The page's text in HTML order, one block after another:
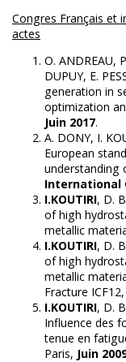
Congres Français et
actes
O. ANDREAU,
DUPUY, E.
generation in
optimization
Juin 2017.
A. DONY, I.
European
understanding
International
I.KOUTIRI, D.
of high
metallic
I.KOUTIRI, D.
of high
metallic
Fracture
I.KOUTIRI, D.
Influence des
tenue en
Paris, Juin